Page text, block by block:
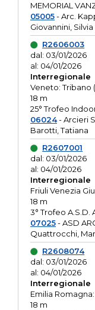
MEMORIAL
05005- Arc.
Giovannini, Silvia
R2606003
dal: 03/01/2026
al: 04/01/2026
Interregionale
Veneto: Tribano
18 m
25° Trofeo
06024- Arcieri
Barotti, Tatiana
R2607001
dal: 03/01/2026
al: 04/01/2026
Interregionale
Friuli Venezia
18 m
3° Trofeo A.S.D.
07025- ASD
Quattrocchi,
R2608074
dal: 03/01/2026
al: 04/01/2026
Interregionale
Emilia
18 m